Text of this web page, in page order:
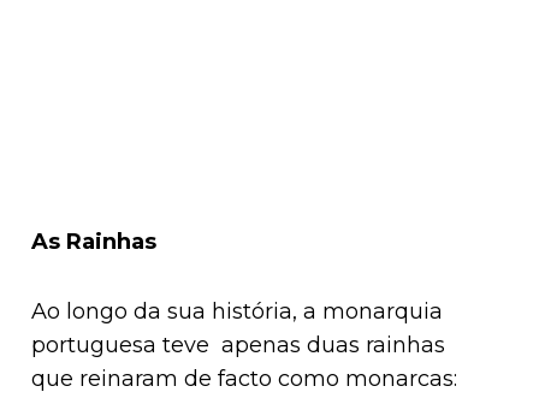
As Rainhas
Ao longo da sua história, a monarquia
portuguesa teve apenas duas rainhas
que reinaram de facto como monarcas: